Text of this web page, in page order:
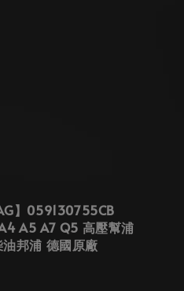
】059130755CB
A5 A7 Q5 高壓幫浦
邦浦 德國原廠